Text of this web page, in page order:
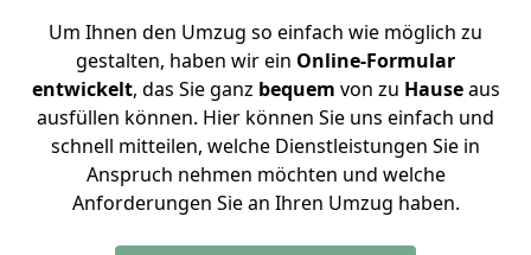
Um Ihnen den Umzug so einfach wie möglich zu
gestalten, haben wir ein Online-Formular
entwickelt, das Sie ganz bequem von zu Hauseaus
ausfüllen können. Hier können Sie uns einfach und
schnell mitteilen, welche Dienstleistungen Sie in
Anspruch nehmen möchten und welche
Anforderungen Sie an Ihren Umzug haben.